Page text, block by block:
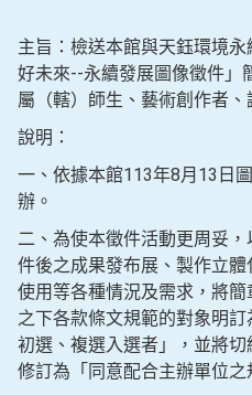
主旨：檢送本館與天鈺環境
好未來--永續發展圖像徵件」
屬（轄）師生、藝術創作者、
說明：
一、依據本館113年8月13日
辦。
二、為使本徵件活動更周妥
件後之成果發布展、製作立
使用等各種情況及需求，將簡
之下各款條文規範的對象明
初選、複選入選者」，並將切
修訂為「同意配合主辦單位之